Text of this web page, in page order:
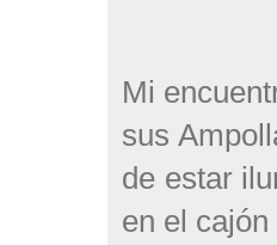
Mi
sus
de estar
en el